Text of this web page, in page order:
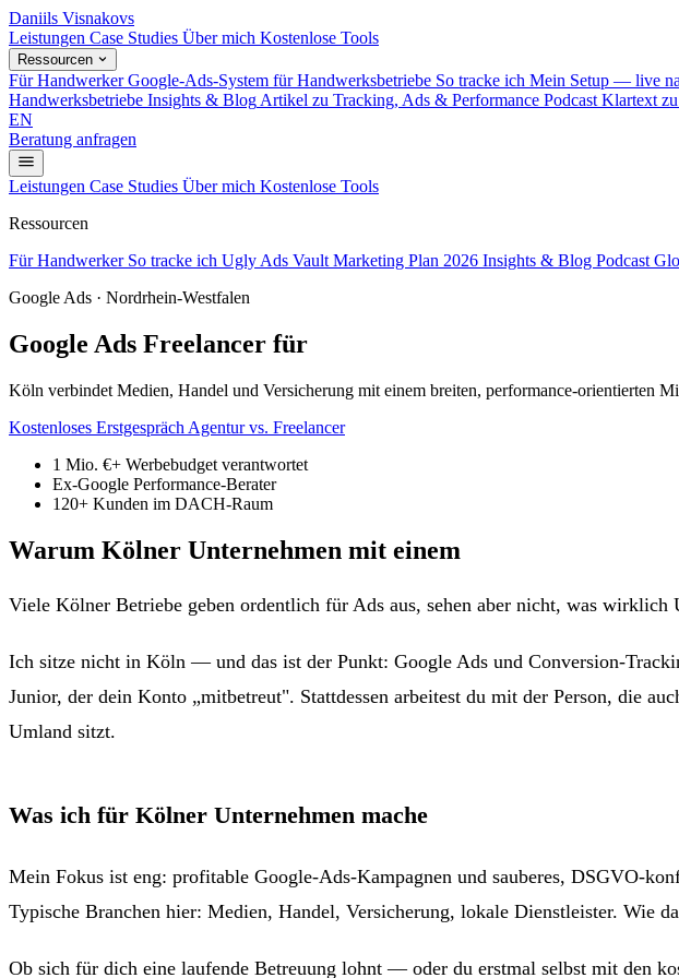
Daniils Visnakovs
Leistungen Case Studies Über mich Kostenlose Tools
Ressourcen
Für Handwerker Google-Ads-System für Handwerksbetriebe So tracke ich Mein Setup — live
Handwerksbetriebe Insights & Blog Artikel zu Tracking, Ads & Performance Podcast Klartext
EN
Beratung anfragen
Leistungen Case Studies Über mich Kostenlose Tools
Ressourcen
Für Handwerker So tracke ich Ugly Ads Vault Marketing Plan 2026 Insights & Blog Podcast
Google Ads · Nordrhein-Westfalen
Google Ads Freelancer für
Köln verbindet Medien, Handel und Versicherung mit einem breiten, performance-orientierten
Kostenloses Erstgespräch Agentur vs. Freelancer
1 Mio. €+ Werbebudget verantwortet
Ex-Google Performance-Berater
120+ Kunden im DACH-Raum
Warum Kölner Unternehmen mit einem
Viele Kölner Betriebe geben ordentlich für Ads aus, sehen aber nicht, was
Ich sitze nicht in Köln — und das ist der Punkt: Google Ads und Conversion-
Junior, der dein Konto „mitbetreut". Stattdessen arbeitest du mit der Person, die
Umland sitzt.
Was ich für Kölner Unternehmen mache
Mein Fokus ist eng: profitable Google-Ads-Kampagnen und sauberes, DSGVO-
Typische Branchen hier: Medien, Handel, Versicherung, lokale Dienstleister. Wie
Ob sich für dich eine laufende Betreuung lohnt — oder du erstmal selbst mit den